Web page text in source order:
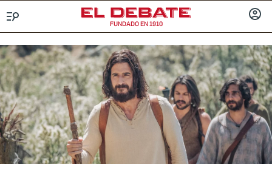
FUNDADO EN 1910